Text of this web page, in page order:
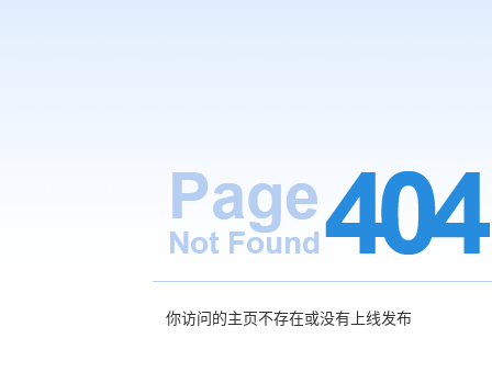
你访问的主页不存在或没有上线发布